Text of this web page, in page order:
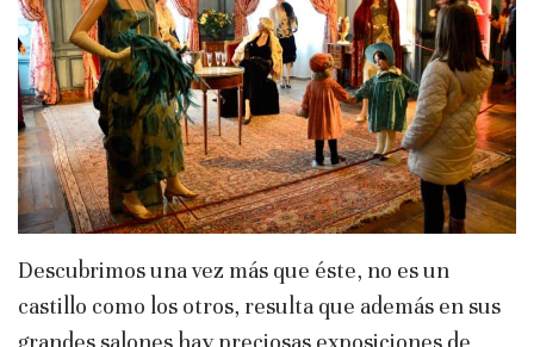
Descubrimos una vez más que éste, no es un
castillo como los otros, resulta que además en sus